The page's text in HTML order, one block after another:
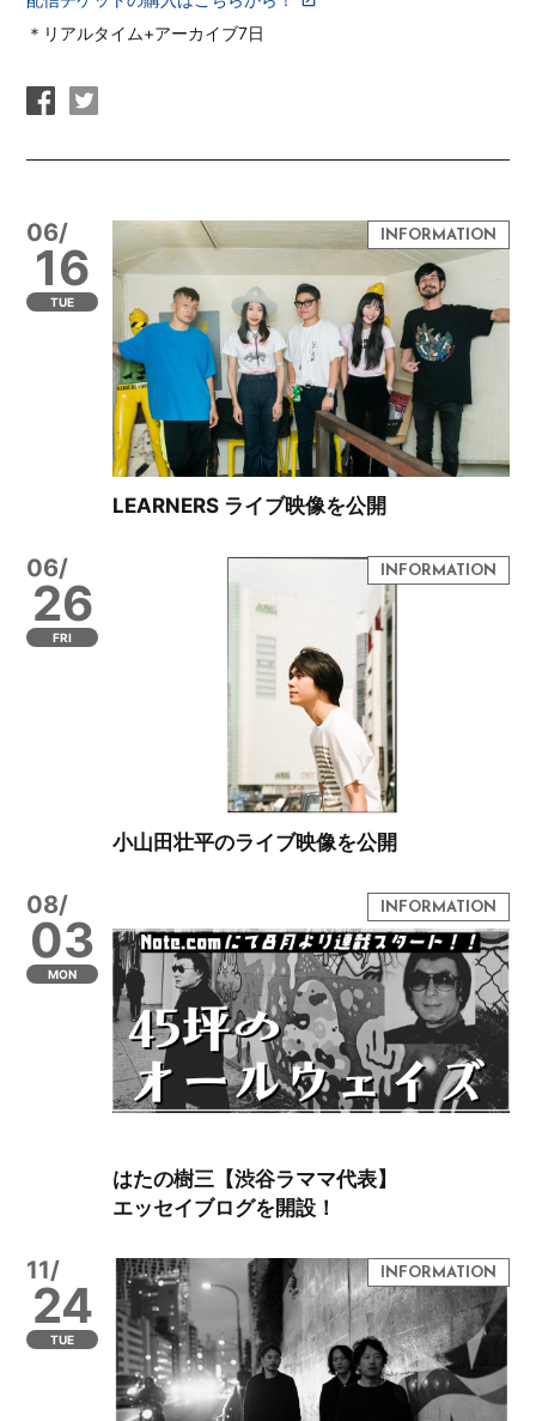
＊リアルタイム+アーカイブ7日
06/
16
TUE
LEARNERS ライブ映像を公開
06/
26
FRI
小山田壮平のライブ映像を公開
08/
03
MON
はたの樹三【渋谷ラママ代表】
エッセイブログを開設！
11/
24
TUE